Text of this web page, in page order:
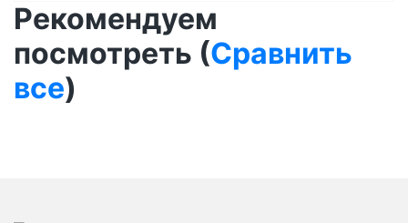
Рекомендуем
посмотреть (Сравнить
все)